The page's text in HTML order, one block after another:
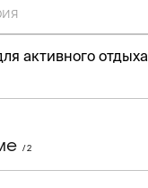
активного отдыха
/ 2